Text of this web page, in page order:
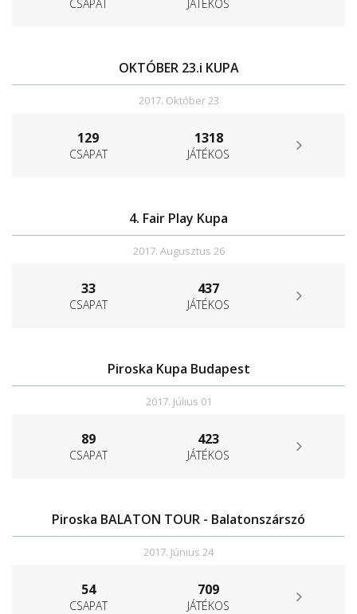
CSAPAT JÁTÉKOS
OKTÓBER 23.i KUPA
2017. Október 23
129
CSAPAT
1318
JÁTÉKOS
4. Fair Play Kupa
2017. Augusztus 26
33
CSAPAT
437
JÁTÉKOS
Piroska Kupa Budapest
2017. Július 01
89
CSAPAT
423
JÁTÉKOS
Piroska BALATON TOUR - Balatonszárszó
2017. Június 24
54
CSAPAT
709
JÁTÉKOS